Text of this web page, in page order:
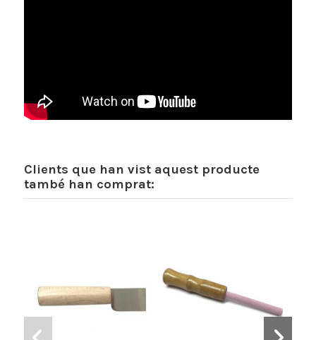
Clients que han vist aquest producte
també han comprat: